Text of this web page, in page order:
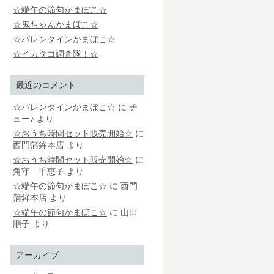
☆端午の節句かまぼこ☆
☆鬼ちゃんかまぼこ☆
☆バレンタインかまぼこ☆
☆イカタコ調査隊！☆
最近のコメント
☆バレンタインかまぼこ☆ に チ
ュー♪ より
☆おうち時間セット販売開始☆ に
西門蒲鉾本店 より
☆おうち時間セット販売開始☆ に
角守 千恵子 より
☆端午の節句かまぼこ☆ に 西門
蒲鉾本店 より
☆端午の節句かまぼこ☆ に 山田
順子 より
アーカイブ